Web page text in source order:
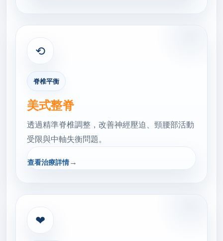
⟲
脊椎平衡
美式整脊
透過精準脊椎調整，改善神經壓迫、頸腰部活動
受限與中軸失衡問題。
查看治療詳情→
❤